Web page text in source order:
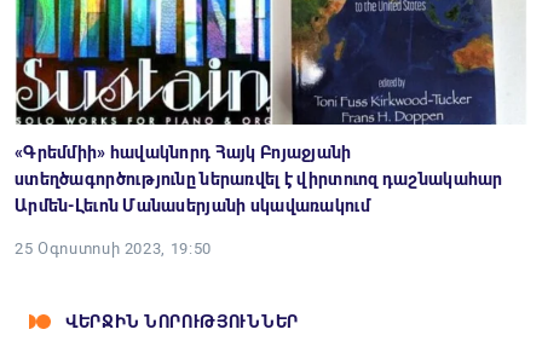
«Գրեմմիի» հավակնորդ Հայկ Բոյաջյանի
ստեղծագործությունը ներառվել է վիրտուոզ դաշնակահար
Արմեն-Լեւոն Մանասերյանի սկավառակում
25 Օգոստոսի 2023, 19:50
ՎԵՐՋԻՆ ՆՈՐՈՒԹՅՈՒՆՆԵՐ